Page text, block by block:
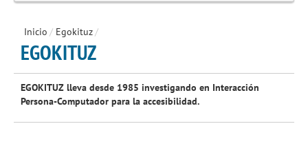
Inicio / Egokituz/
EGOKITUZ
EGOKITUZ lleva desde 1985 investigando en Interacción
Persona-Computador para la accesibilidad.